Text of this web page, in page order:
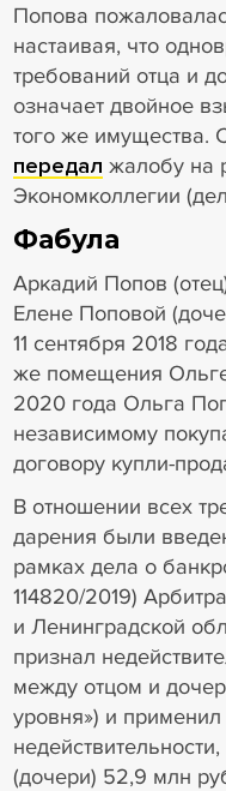
Попова
настаивая, что
требований отца и
означает двойное
того же имущества.
передал жалобу на
Экономколлегии
Фабула
Аркадий Попов
Елене Поповой
11 сентября 2018
же помещения
2020 года Ольга
независимому
договору купли-
В отношении всех
дарения были
рамках дела о
114820/2019)
и Ленинградской
признал
между отцом и
уровня») и применил
(дочери) 52,9 млн